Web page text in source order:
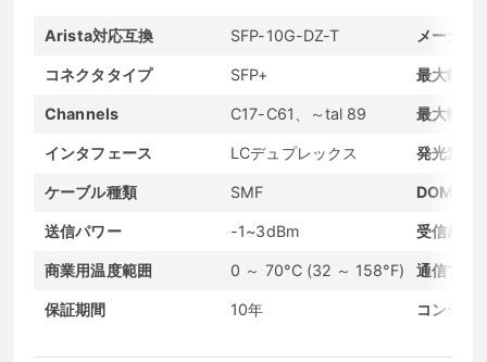
Arista対応互換 SFP-10G-DZ-T メーカー
コネクタタイプ SFP+ 最大転送
Channels C17-C61、～tal 89 最大転送
インタフェース LCデュプレックス 発光素子
ケーブル種類 SMF DOMサ
送信パワー -1~3dBm 受信感度
商業用温度範囲 0 ～ 70°C (32 ～ 158°F) 通信プロ
保証期間 10年 コンディ